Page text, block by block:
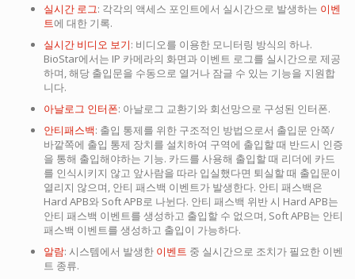
실시간 로그: 각각의 액세스 포인트에서 실시간으로 발생하는 이벤
트에 대한 기록.
실시간 비디오 보기: 비디오를 이용한 모니터링 방식의 하나.
BioStar에서는 IP 카메라의 화면과 이벤트 로그를 실시간으로 제공
하며, 해당 출입문을 수동으로 열거나 잠글 수 있는 기능을 지원합
니다.
아날로그 인터폰: 아날로그 교환기와 회선망으로 구성된 인터폰.
안티패스백: 출입 통제를 위한 구조적인 방법으로서 출입문 안쪽/
바깥쪽에 출입 통제 장치를 설치하여 구역에 출입할 때 반드시 인증
을 통해 출입해야하는 기능. 카드를 사용해 출입할 때 리더에 카드
를 인식시키지 않고 앞사람을 따라 입실했다면 퇴실할 때 출입문이
열리지 않으며, 안티 패스백 이벤트가 발생한다. 안티 패스백은
Hard APB와 Soft APB로 나뉜다. 안티 패스백 위반 시 Hard APB는
안티 패스백 이벤트를 생성하고 출입할 수 없으며, Soft APB는 안티
패스백 이벤트를 생성하고 출입이 가능하다.
알람: 시스템에서 발생한 이벤트 중 실시간으로 조치가 필요한 이벤
트 종류.